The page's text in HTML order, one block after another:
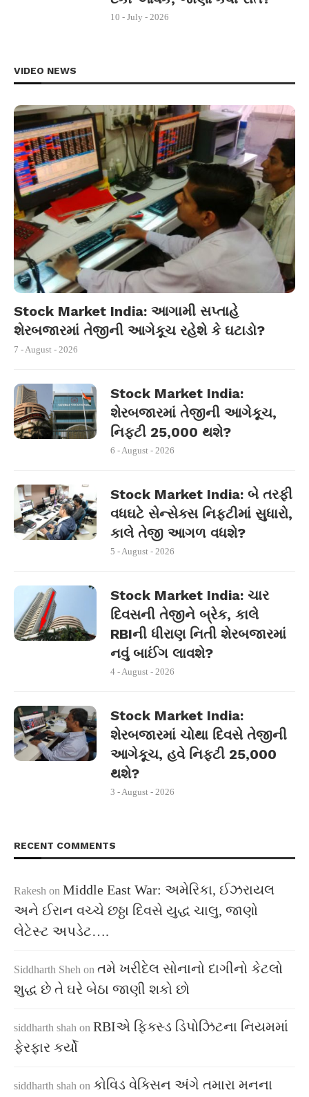
10 - July - 2026
VIDEO NEWS
Stock Market India: આગામી સપ્તાહે
શેરબજારમાં તેજીની આગેકૂચ રહેશે કે ઘટાડો?
7 - August - 2026
Stock Market India:
શેરબજારમાં તેજીની આગેકૂચ,
નિફ્ટી 25,000 થશે?
6 - August - 2026
Stock Market India: બે તરફી
વધઘટે સેન્સેક્સ નિફ્ટીમાં સુધારો,
કાલે તેજી આગળ વધશે?
5 - August - 2026
Stock Market India: ચાર
દિવસની તેજીને બ્રેક, કાલે
RBIની ધીરાણ નિતી શેરબજારમાં
નવું બાઈંગ લાવશે?
4 - August - 2026
Stock Market India:
શેરબજારમાં ચોથા દિવસે તેજીની
આગેકૂચ, હવે નિફ્ટી 25,000
થશે?
3 - August - 2026
RECENT COMMENTS
Rakesh on Middle East War: અમેરિકા, ઈઝરાયલ
અને ઈરાન વચ્ચે છઠ્ઠા દિવસે યુદ્ધ ચાલુ, જાણો
લેટેસ્ટ અપડેટ….
Siddharth Sheh on તમે ખરીદેલ સોનાનો દાગીનો કેટલો
શુદ્ધ છે તે ઘરે બેઠા જાણી શકો છો
siddharth shah on RBIએ ફિક્સ્ડ ડિપોઝિટના નિયમમાં
ફેરફાર કર્યો
siddharth shah on કોવિડ વેક્સિન અંગે તમારા મનના